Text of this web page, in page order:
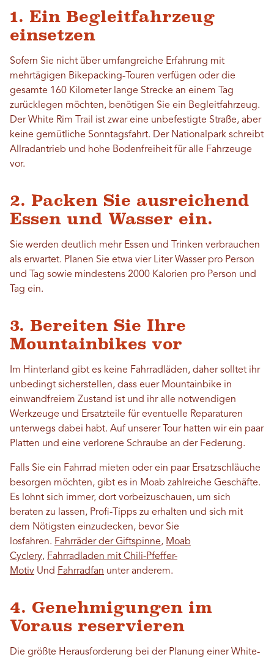
1. Ein Begleitfahrzeug
einsetzen
Sofern Sie nicht über umfangreiche Erfahrung mit
mehrtägigen Bikepacking-Touren verfügen oder die
gesamte 160 Kilometer lange Strecke an einem Tag
zurücklegen möchten, benötigen Sie ein Begleitfahrzeug.
Der White Rim Trail ist zwar eine unbefestigte Straße, aber
keine gemütliche Sonntagsfahrt. Der Nationalpark schreibt
Allradantrieb und hohe Bodenfreiheit für alle Fahrzeuge
vor.
2. Packen Sie ausreichend
Essen und Wasser ein.
Sie werden deutlich mehr Essen und Trinken verbrauchen
als erwartet. Planen Sie etwa vier Liter Wasser pro Person
und Tag sowie mindestens 2000 Kalorien pro Person und
Tag ein.
3. Bereiten Sie Ihre
Mountainbikes vor
Im Hinterland gibt es keine Fahrradläden, daher solltet ihr
unbedingt sicherstellen, dass euer Mountainbike in
einwandfreiem Zustand ist und ihr alle notwendigen
Werkzeuge und Ersatzteile für eventuelle Reparaturen
unterwegs dabei habt. Auf unserer Tour hatten wir ein paar
Platten und eine verlorene Schraube an der Federung.
Falls Sie ein Fahrrad mieten oder ein paar Ersatzschläuche
besorgen möchten, gibt es in Moab zahlreiche Geschäfte.
Es lohnt sich immer, dort vorbeizuschauen, um sich
beraten zu lassen, Profi-Tipps zu erhalten und sich mit
dem Nötigsten einzudecken, bevor Sie
losfahren. Fahrräder der Giftspinne, Moab
Cyclery, Fahrradladen mit Chili-Pfeffer-
Motiv Und Fahrradfan unter anderem.
4. Genehmigungen im
Voraus reservieren
Die größte Herausforderung bei der Planung einer White-